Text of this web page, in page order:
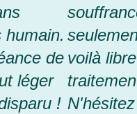
humain.
de
léger
!
voilà